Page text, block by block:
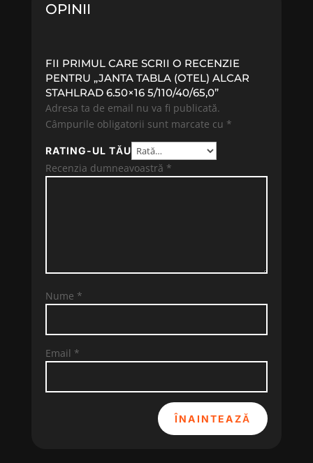
OPINII
FII PRIMUL CARE SCRII O RECENZIE
PENTRU „JANTA TABLA (OTEL) ALCAR
STAHLRAD 6.50×16 5/110/40/65,0”
Adresa ta de email nu va fi publicată.
Câmpurile obligatorii sunt marcate cu *
RATING-UL TĂU
Recenzia dumneavoastră *
Nume *
Email *
ÎNAINTEAZĂ